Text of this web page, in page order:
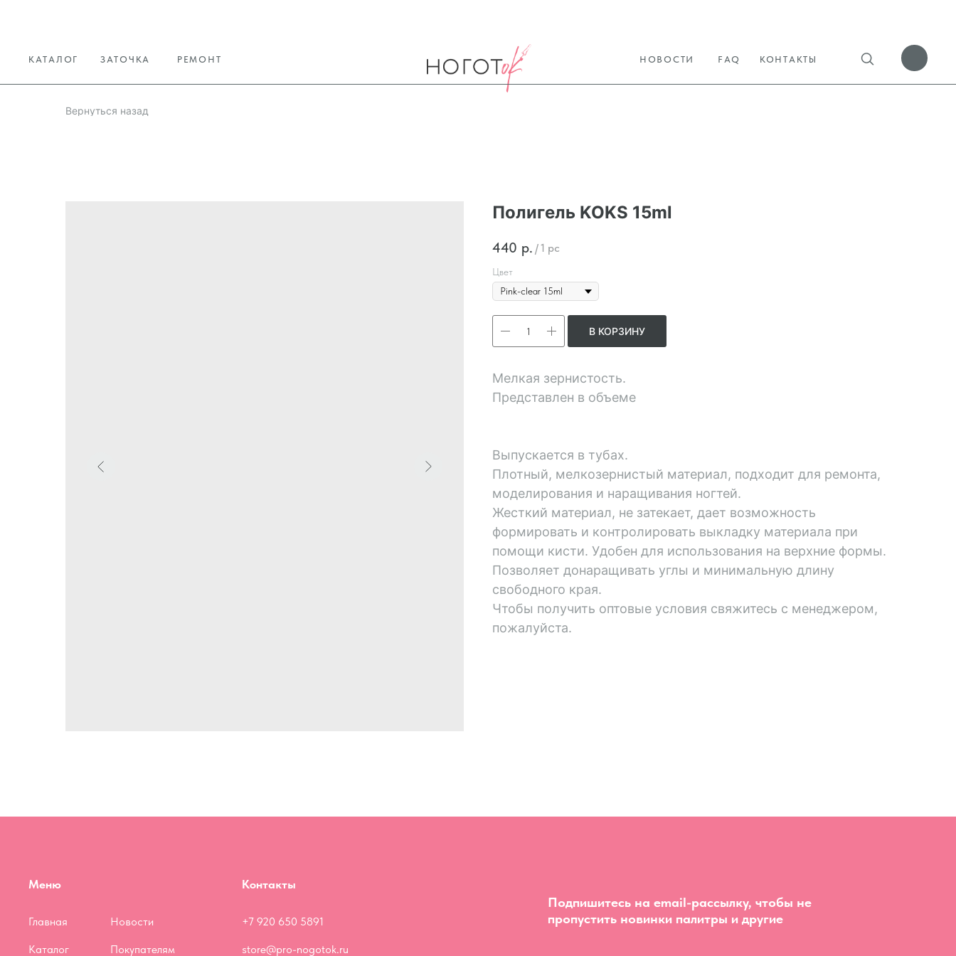
ЗАТОЧКА РЕМОНТ НОВОСТИ FAQ КОНТАКТЫ
КАТАЛОГ
Вернуться назад
Полигель KOKS 15ml
440 р. /1 pc
Цвет
В КОРЗИНУ
Мелкая зернистость.
Представлен в объеме
Выпускается в тубах.
Плотный, мелкозернистый материал, подходит для ремонта,
моделирования и наращивания ногтей.
Жесткий материал, не затекает, дает возможность
формировать и контролировать выкладку материала при
помощи кисти. Удобен для использования на верхние формы.
Позволяет донаращивать углы и минимальную длину
свободного края.
Чтобы получить оптовые условия свяжитесь с менеджером,
пожалуйста.
Меню
Главная
Каталог
Новости
Покупателям
Контакты
Подпишитесь на email-рассылку, чтобы не
пропустить новинки палитры и другие
+7 920 650 5891
store@pro-nogotok.ru